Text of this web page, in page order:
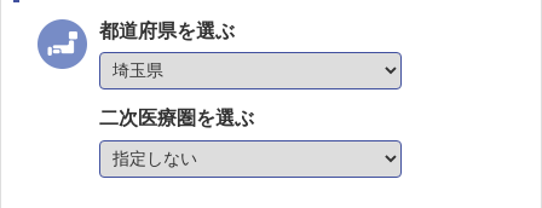
都道府県を選ぶ
二次医療圏を選ぶ